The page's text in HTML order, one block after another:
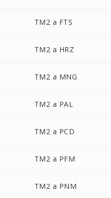
TM2 a FTS
TM2 a HRZ
TM2 a MNG
TM2 a PAL
TM2 a PCD
TM2 a PFM
TM2 a PNM